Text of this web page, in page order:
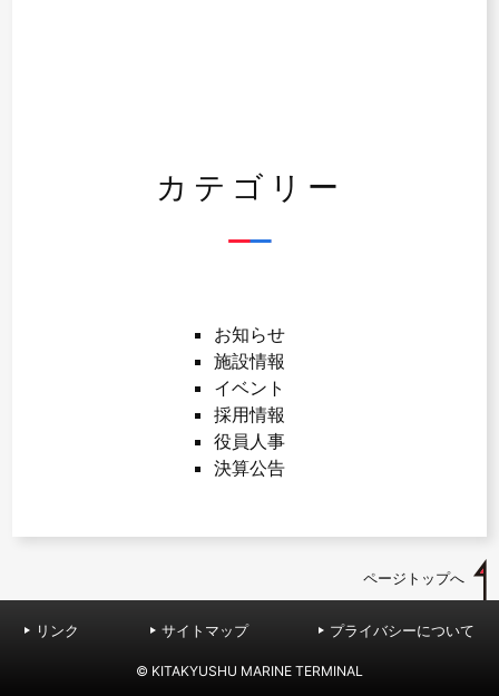
カテゴリー
お知らせ
施設情報
イベント
採用情報
役員人事
決算公告
ページトップへ
リンク サイトマップ プライバシーについて
© KITAKYUSHU MARINE TERMINAL